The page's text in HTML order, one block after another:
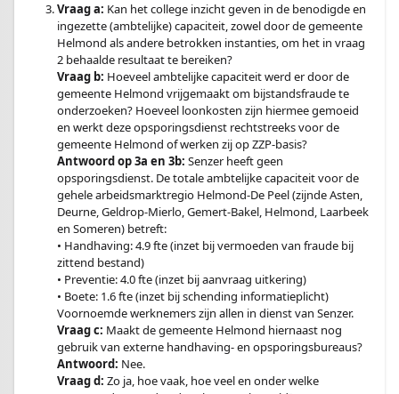
Vraag a: Kan het college inzicht geven in de benodigde en
ingezette (ambtelijke) capaciteit, zowel door de gemeente
Helmond als andere betrokken instanties, om het in vraag
2 behaalde resultaat te bereiken?
Vraag b: Hoeveel ambtelijke capaciteit werd er door de
gemeente Helmond vrijgemaakt om bijstandsfraude te
onderzoeken? Hoeveel loonkosten zijn hiermee gemoeid
en werkt deze opsporingsdienst rechtstreeks voor de
gemeente Helmond of werken zij op ZZP-basis?
Antwoord op 3a en 3b: Senzer heeft geen
opsporingsdienst. De totale ambtelijke capaciteit voor de
gehele arbeidsmarktregio Helmond-De Peel (zijnde Asten,
Deurne, Geldrop-Mierlo, Gemert-Bakel, Helmond, Laarbeek
en Someren) betreft:
• Handhaving: 4.9 fte (inzet bij vermoeden van fraude bij
zittend bestand)
• Preventie: 4.0 fte (inzet bij aanvraag uitkering)
• Boete: 1.6 fte (inzet bij schending informatieplicht)
Voornoemde werknemers zijn allen in dienst van Senzer.
Vraag c: Maakt de gemeente Helmond hiernaast nog
gebruik van externe handhaving- en opsporingsbureaus?
Antwoord: Nee.
Vraag d: Zo ja, hoe vaak, hoe veel en onder welke